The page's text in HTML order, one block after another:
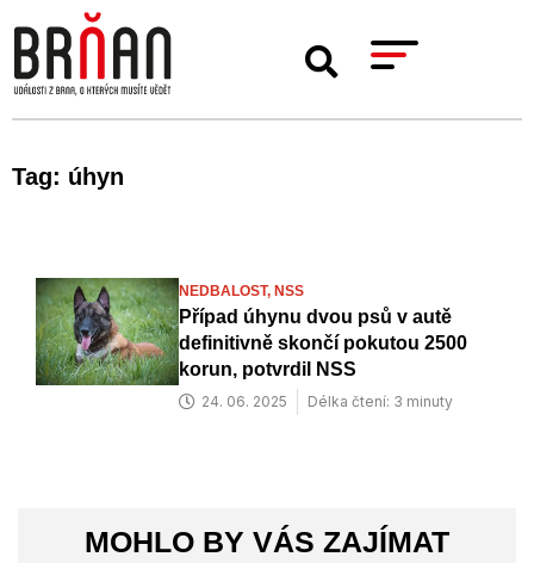
Tag: úhyn
NEDBALOST, NSS
Případ úhynu dvou psů v autě
definitivně skončí pokutou 2500
korun, potvrdil NSS
24. 06. 2025 Délka čtení: 3 minuty
MOHLO BY VÁS ZAJÍMAT